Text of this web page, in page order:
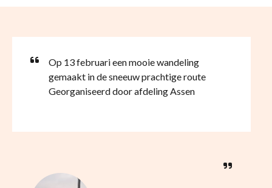
Op 13 februari een mooie wandeling
gemaakt in de sneeuw prachtige route
Georganiseerd door afdeling Assen